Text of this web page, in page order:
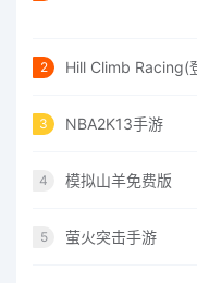
2 Hill Climb Racing(
3 NBA2K13手游
4 模拟山羊免费版
5 萤火突击手游